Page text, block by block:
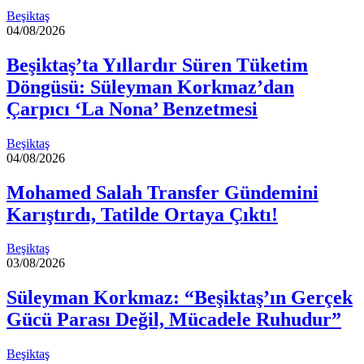
Beşiktaş
04/08/2026
Beşiktaş’ta Yıllardır Süren Tüketim
Döngüsü: Süleyman Korkmaz’dan
Çarpıcı ‘La Nona’ Benzetmesi
Beşiktaş
04/08/2026
Mohamed Salah Transfer Gündemini
Karıştırdı, Tatilde Ortaya Çıktı!
Beşiktaş
03/08/2026
Süleyman Korkmaz: “Beşiktaş’ın Gerçek
Gücü Parası Değil, Mücadele Ruhudur”
Beşiktaş